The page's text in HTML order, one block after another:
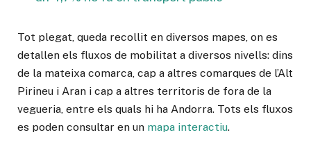
Tot plegat, queda recollit en diversos mapes, on es
detallen els fluxos de mobilitat a diversos nivells: dins
de la mateixa comarca, cap a altres comarques de l’Alt
Pirineu i Aran i cap a altres territoris de fora de la
vegueria, entre els quals hi ha Andorra. Tots els fluxos
es poden consultar en un mapa interactiu.